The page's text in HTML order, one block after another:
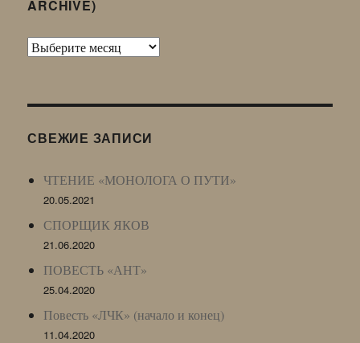
ARCHIVE)
Архив
LJ
СВЕЖИЕ ЗАПИСИ
ЧТЕНИЕ «МОНОЛОГА О ПУТИ»
20.05.2021
СПОРЩИК ЯКОВ
21.06.2020
ПОВЕСТЬ «АНТ»
25.04.2020
Повесть «ЛЧК» (начало и конец)
11.04.2020